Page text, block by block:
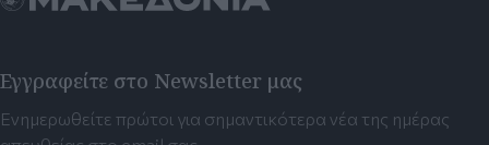
Εγγραφείτε στο Newsletter μας
Ενημερωθείτε πρώτοι για σημαντικότερα νέα της ημέρας